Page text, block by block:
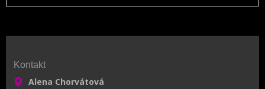
Kontakt
Alena Chorvátová